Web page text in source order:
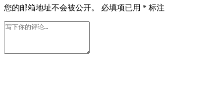
您的邮箱地址不会被公开。 必填项已用 * 标注